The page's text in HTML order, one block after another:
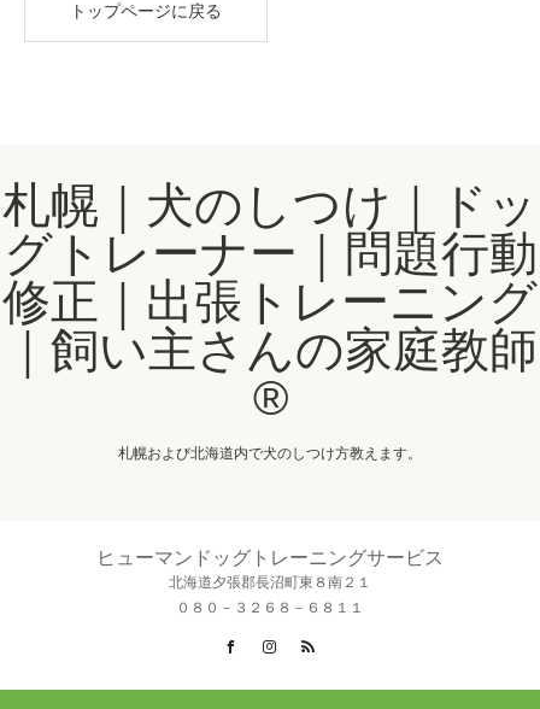
トップページに戻る
札幌｜犬のしつけ｜ドッ
グトレーナー｜問題行動
修正｜出張トレーニング
｜飼い主さんの家庭教師
®️
札幌および北海道内で犬のしつけ方教えます。
ヒューマンドッグトレーニングサービス
北海道夕張郡長沼町東８南２１
０８０－３２６８－６８１１
FacebookInstagram